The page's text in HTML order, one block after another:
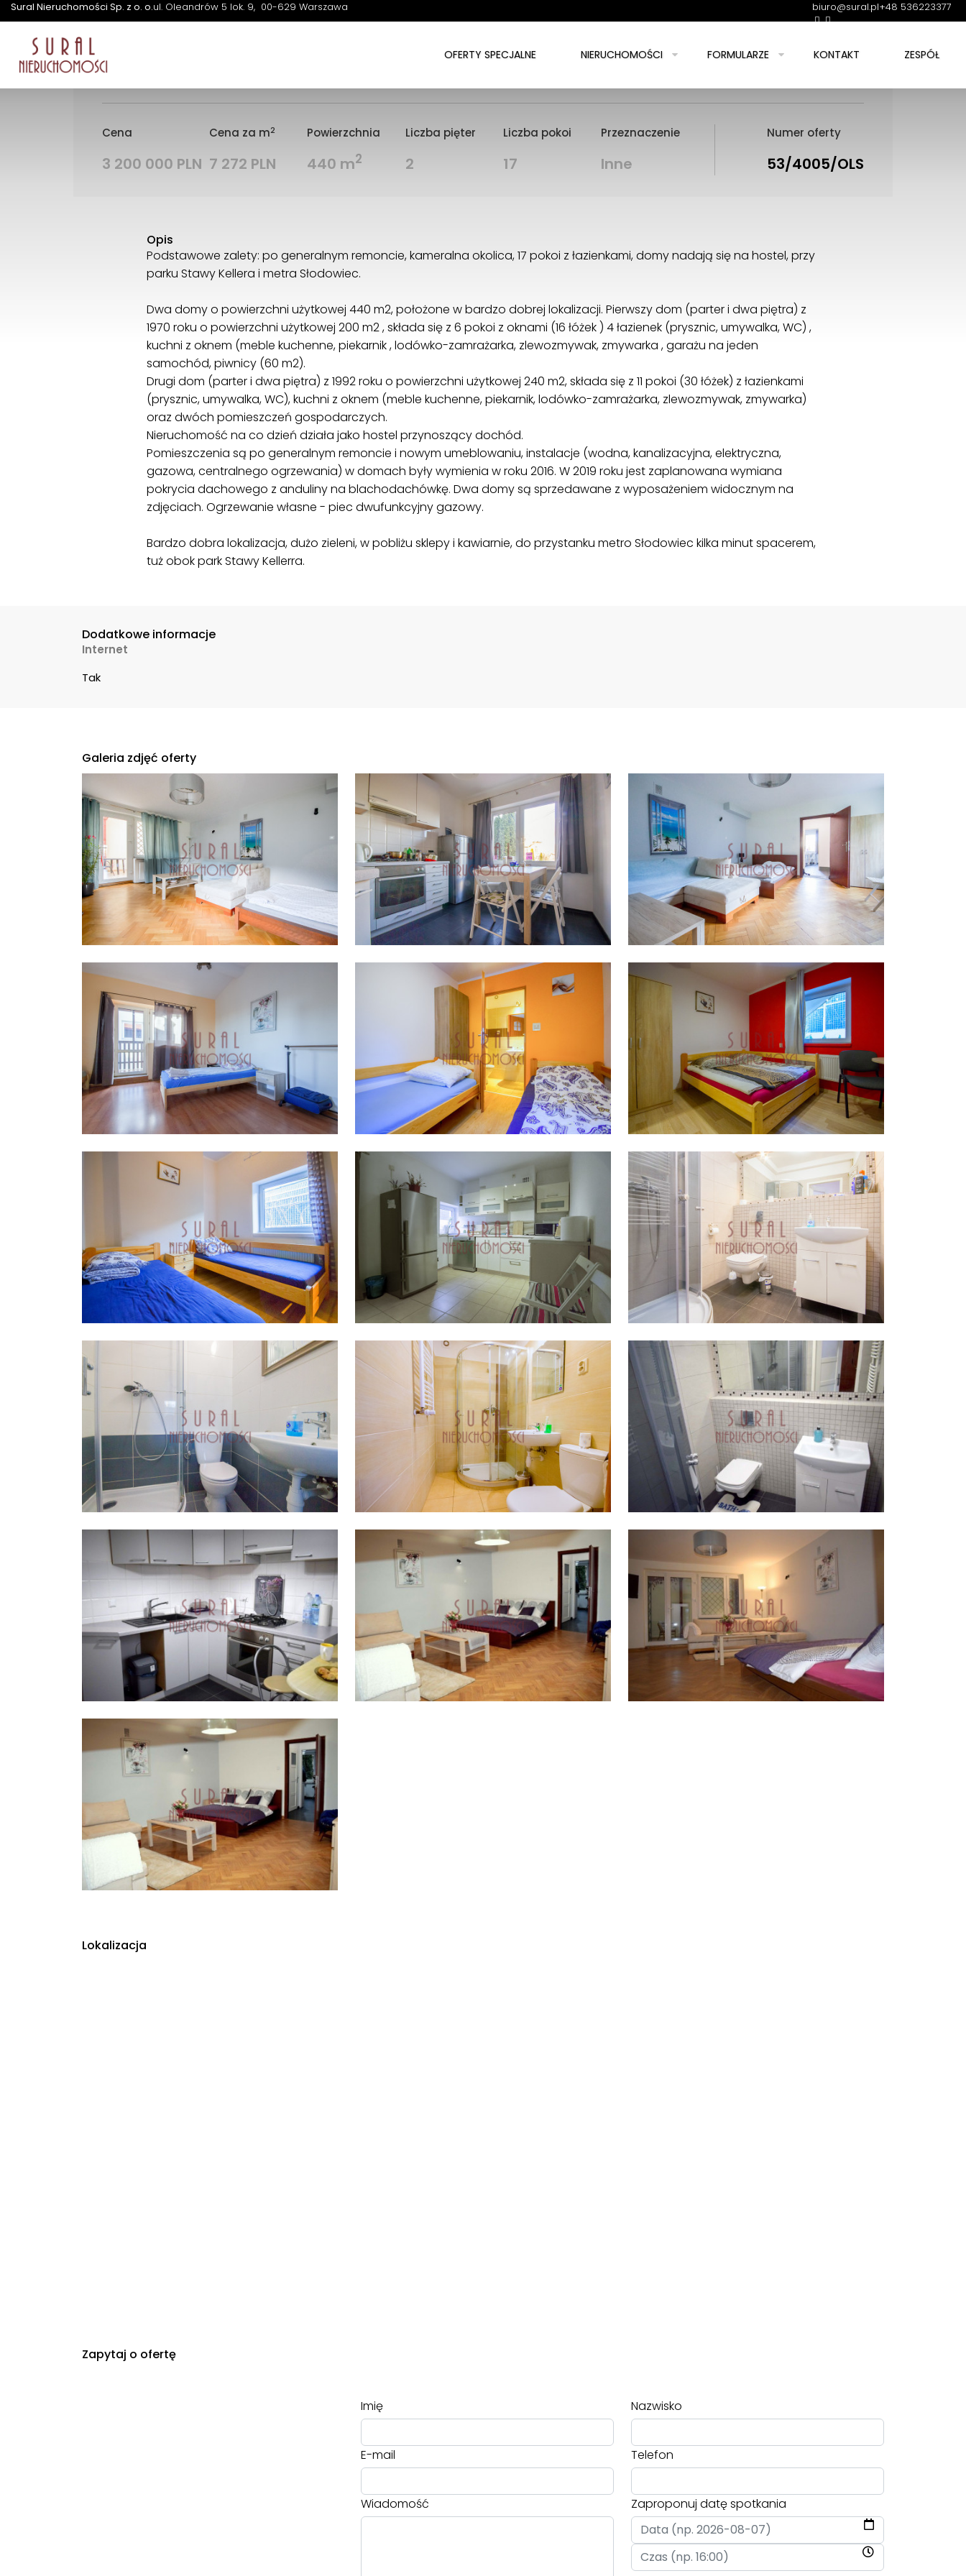
Sural Nieruchomości Sp. z o. o.ul. Oleandrów 5 lok. 9 00-629 Warszawa biuro@sural.pl+48 536223377
OFERTY SPECJALNE NIERUCHOMOŚCI FORMULARZE KONTAKT ZESPÓŁ
Słodowiec
Warszawa, Bielany, Hostel/ dwa domy / 17
pokoi / metro Słodowiec
Cena
3 200 000 PLN
Cena za m2
7 272 PLN
Powierzchnia
440 m2
Liczba pięter
2
Liczba pokoi
17
Przeznaczenie
Inne
Numer oferty
53/4005/OLS
Opis
Podstawowe zalety: po generalnym remoncie, kameralna okolica, 17 pokoi z łazienkami, domy nadają się na hostel, przy
parku Stawy Kellera i metra Słodowiec.
Dwa domy o powierzchni użytkowej 440 m2, położone w bardzo dobrej lokalizacji. Pierwszy dom (parter i dwa piętra) z
1970 roku o powierzchni użytkowej 200 m2 , składa się z 6 pokoi z oknami (16 łóżek ) 4 łazienek (prysznic, umywalka, WC) ,
kuchni z oknem (meble kuchenne, piekarnik , lodówko-zamrażarka, zlewozmywak, zmywarka , garażu na jeden
samochód, piwnicy (60 m2).
Drugi dom (parter i dwa piętra) z 1992 roku o powierzchni użytkowej 240 m2, składa się z 11 pokoi (30 łóżek) z łazienkami
(prysznic, umywalka, WC), kuchni z oknem (meble kuchenne, piekarnik, lodówko-zamrażarka, zlewozmywak, zmywarka)
oraz dwóch pomieszczeń gospodarczych.
Nieruchomość na co dzień działa jako hostel przynoszący dochód.
Pomieszczenia są po generalnym remoncie i nowym umeblowaniu, instalacje (wodna, kanalizacyjna, elektryczna,
gazowa, centralnego ogrzewania) w domach były wymienia w roku 2016. W 2019 roku jest zaplanowana wymiana
pokrycia dachowego z anduliny na blachodachówkę. Dwa domy są sprzedawane z wyposażeniem widocznym na
zdjęciach. Ogrzewanie własne - piec dwufunkcyjny gazowy.
Bardzo dobra lokalizacja, dużo zieleni, w pobliżu sklepy i kawiarnie, do przystanku metro Słodowiec kilka minut spacerem,
tuż obok park Stawy Kellerra.
Dodatkowe informacje
Internet
Tak
Galeria zdjęć oferty
Lokalizacja
Zapytaj o ofertę
Imię Nazwisko
E-mail Telefon
Wiadomość Zaproponuj datę spotkania